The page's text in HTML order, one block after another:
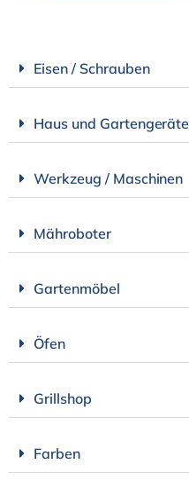
Eisen / Schrauben
Haus und Gartengeräte
Werkzeug / Maschinen
Mähroboter
Gartenmöbel
Öfen
Grillshop
Farben